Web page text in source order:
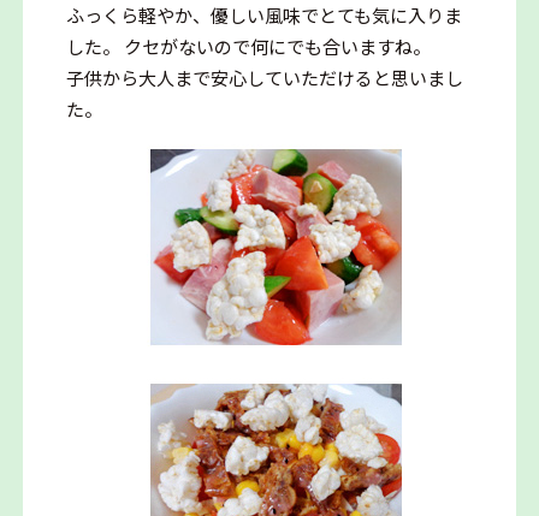
ふっくら軽やか、優しい風味でとても気に入りま
した。 クセがないので何にでも合いますね。
子供から大人まで安心していただけると思いまし
た。